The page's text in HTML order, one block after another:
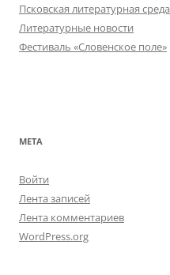
Псковская литературная среда
Литературные новости
Фестиваль «Словенское поле»
МЕТА
Войти
Лента записей
Лента комментариев
WordPress.org